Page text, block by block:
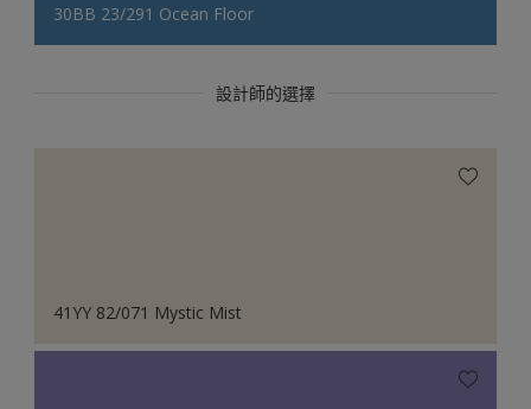
30BB 23/291 Ocean Floor
設計師的選擇
41YY 82/071 Mystic Mist